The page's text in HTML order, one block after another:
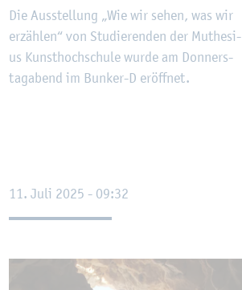
Die Aus­stel­lung „Wie wir sehen, was wir
er­zäh­len“ von Stu­die­ren­den der Muthe­si­
us Kunst­hoch­schu­le wurde am Don­ners­
tag­abend im Bun­ker-D er­öff­net.
11. Juli 2025 - 09:32